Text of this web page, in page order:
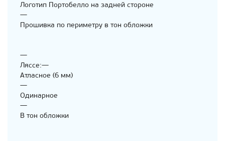
Логотип Портобелло на задней стороне
—
Прошивка по периметру в тон обложки
—
Ляссе:—
Атласное (6 мм)
—
Одинарное
—
В тон обложки